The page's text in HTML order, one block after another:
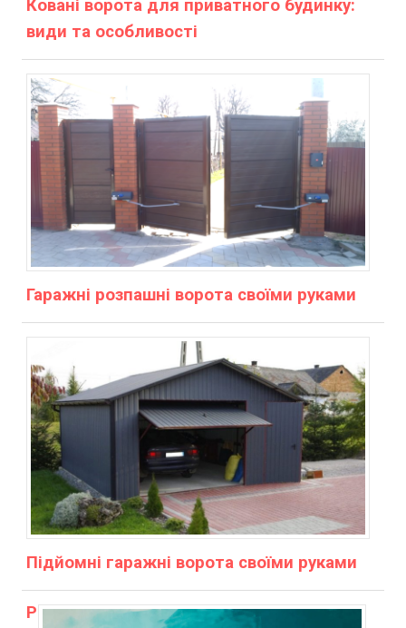
Ковані ворота для приватного будинку:
види та особливості
Гаражні розпашні ворота своїми руками
Підйомні гаражні ворота своїми руками
Р